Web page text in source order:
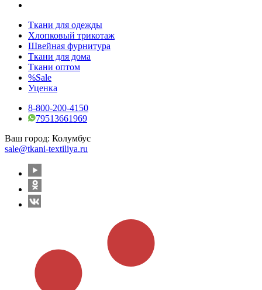
Ткани для одежды
Хлопковый трикотаж
Швейная фурнитура
Ткани для дома
Ткани оптом
%Sale
Уценка
8-800-200-4150
79513661969
Ваш город: Колумбус
sale@tkani-textiliya.ru